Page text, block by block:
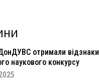
отримали відзнаки
наукового конкурсу